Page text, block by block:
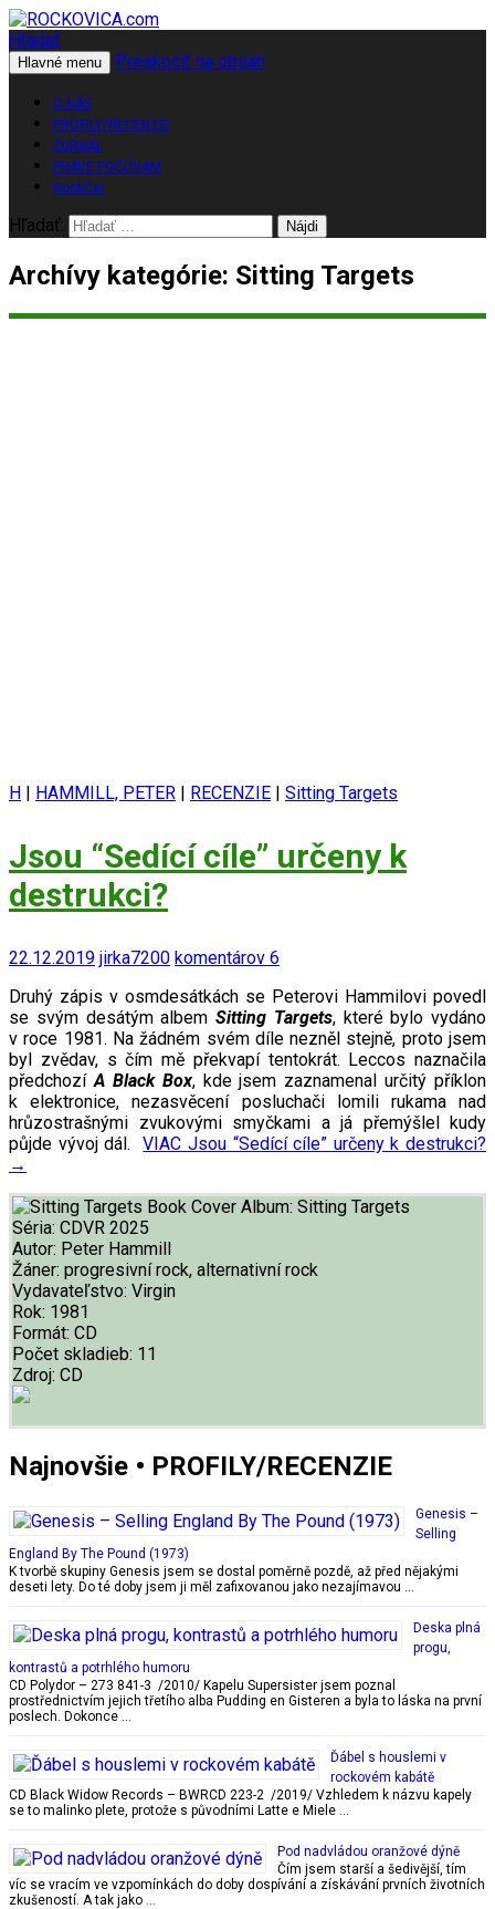
ROCKOVICA.com
Hľadať
Hlavné menu Preskočiť na obsah
O NÁS
PROFILY/RECENZIE
ŽURNÁL
PRÁVE POČÚVAM
RockČet
Hľadať:
Archívy kategórie: Sitting Targets
H | HAMMILL, PETER | RECENZIE | Sitting Targets
Jsou “Sedící cíle” určeny k
destrukci?
22.12.2019 jirka7200 komentárov 6
Druhý zápis v osmdesátkách se Peterovi Hammilovi povedl
se svým desátým albem Sitting Targets, které bylo vydáno
v roce 1981. Na žádném svém díle nezněl stejně, proto jsem
byl zvědav, s čím mě překvapí tentokrát. Leccos naznačila
předchozíA Black Box, kde jsem zaznamenal určitý příklon
k elektronice, nezasvěcení posluchači lomili rukama nad
hrůzostrašnými zvukovými smyčkami a já přemýšlel kudy
půjde vývoj dál.VIACJsou “Sedící cíle” určeny k destrukci?
→
Album: Sitting Targets
Séria: CDVR 2025
Autor: Peter Hammill
Žáner: progresivní rock, alternativní rock
Vydavateľstvo: Virgin
Rok: 1981
Formát: CD
Počet skladieb: 11
Zdroj: CD
Najnovšie • PROFILY/RECENZIE
Genesis –
Selling
England By The Pound (1973)
K tvorbě skupiny Genesis jsem se dostal poměrně pozdě, až před nějakými
deseti lety. Do té doby jsem ji měl zafixovanou jako nezajímavou …
Deska plná
progu,
kontrastů a potrhlého humoru
CD Polydor – 273 841-3 /2010/ Kapelu Supersister jsem poznal
prostřednictvím jejich třetího alba Pudding en Gisteren a byla to láska na první
poslech. Dokonce …
Ďábel s houslemi v
rockovém kabátě
CD Black Widow Records – BWRCD 223-2 /2019/ Vzhledem k názvu kapely
se to malinko plete, protože s původními Latte e Miele …
Pod nadvládou oranžové dýně
Čím jsem starší a šedivější, tím
víc se vracím ve vzpomínkách do doby dospívání a získávání prvních životních
zkušeností. A tak jako …